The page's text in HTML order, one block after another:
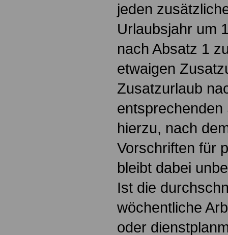
jeden
Urlaubsjahr um
nach Absatz 1
etwaigen
Zusatzurlaub
hierzu, nach
Vorschriften für
bleibt dabei
Ist die
wöchentliche
oder